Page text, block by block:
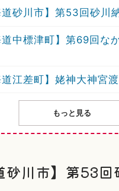
道砂川市】第53回砂川
道中標津町】第69回な
道江差町】姥神大神宮
もっと見る
砂川市】第53